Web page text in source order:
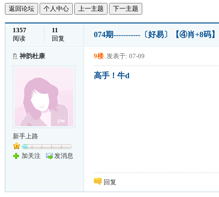
返回论坛 个人中心 上一主题 下一主题
1357
阅读
11
回复
074期-----------〔好易〕【④肖+8码
神韵杜康
新手上路
加关注 发消息
9楼 发表于: 07-09
高手！牛d
回复